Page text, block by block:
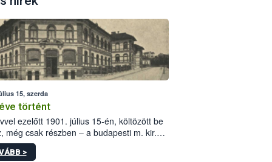
15, szerda
történt
ezelőtt 1901. július 15-én, költözött be
még csak részben – a budapesti m. kir.
állomás a Kis Rókus utca
alatti, Czigler Győző által tervezett új
>